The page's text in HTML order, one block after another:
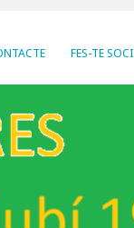
FES-TE SOCI